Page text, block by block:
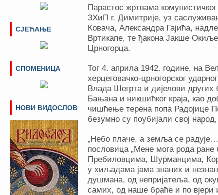
Парастос жртвама
ЗХиП г. Димитрије, уз
Ковача, Александра Гајића,
Вртикапе, те ђакона Јакше
Црногорца.
Тог 4. априла 1942. године, на
херцеговачко-црногорског
Влада Шегрта и дијелови
Бањана и никшићког краја, као
чишћење терена попа Радојице
безумно су поубијали свој
„Небо плаче, а земља се
пословица „Мене мога рода
Пребиловцима, Шурманцима,
у хиљадама јама знаних и
душмана, од непријатеља, од
самих, од наше браће и по вјери
СЈЕЋАЊЕ
СПОМЕНИЦА
НОВИ ВИДОСЛОВ